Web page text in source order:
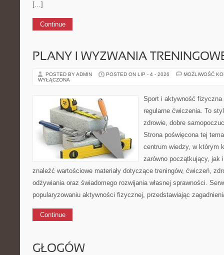
[…]
Continue
PLANY I WYZWANIA
POSTED BY ADMIN POSTED ON LIP - 4 - 2026
MOŻLIWOŚĆ
WYŁĄCZONA
Sport i aktywność
regularne ćwiczenia. To
zdrowie, dobre
Strona poświęcona tej
centrum wiedzy, w którym
zarówno początkujący, jak
znaleźć wartościowe materiały dotyczące treningów, ćwiczeń,
odżywiania oraz świadomego rozwijania własnej sprawności.
popularyzowaniu aktywności fizycznej, przedstawiając
Continue
GŁOGÓW